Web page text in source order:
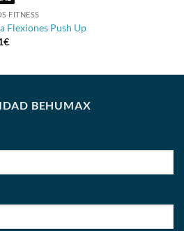
FITNESS
Flexiones Push Up
€
BEHUMAX